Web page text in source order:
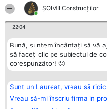
ȘOIMII Construcțiilor
22:04
Bună, suntem încântați să vă
să faceți clic pe subiectul de
corespunzător! 🙂
Sunt un Laureat, vreau să
Vreau să-mi înscriu firma in
dispoziție soluții
9.2
Organizator Ranking
BRIGHT SOLUTIONS BR SRL
Aleea Timisul De Sus 2 Bl. A30
Sc. A Et. 4 Ap. 13 Cod 061952
București
tel: +40 770 990 492
Lista
Reguli